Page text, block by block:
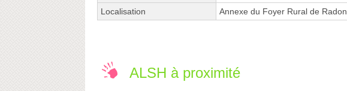
Localisation Annexe du Foyer Rural de Radon
ALSH à proximité